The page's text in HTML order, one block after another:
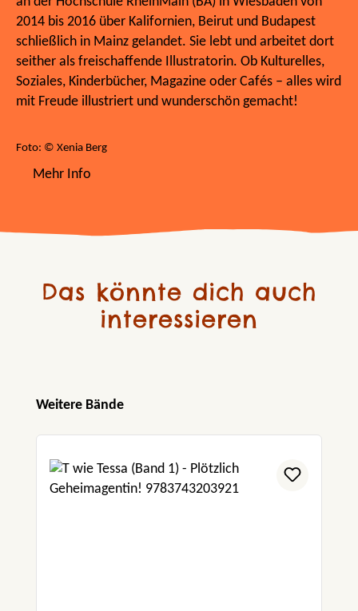
2014 bis 2016 über Kalifornien, Beirut und Budapest
schließlich in Mainz gelandet. Sie lebt und arbeitet dort
seither als freischaffende Illustratorin. Ob Kulturelles,
Soziales, Kinderbücher, Magazine oder Cafés – alles wird
mit Freude illustriert und wunderschön gemacht!
Foto: © Xenia Berg
Mehr Info
Das könnte dich auch
interessieren
Produktgalerie überspringen
Weitere Bände